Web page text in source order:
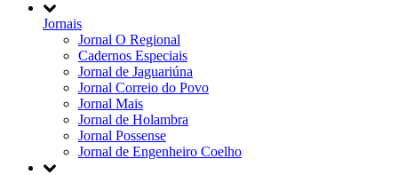
Jornais
Jornal O Regional
Cadernos Especiais
Jornal de Jaguariúna
Jornal Correio do Povo
Jornal Mais
Jornal de Holambra
Jornal Possense
Jornal de Engenheiro Coelho